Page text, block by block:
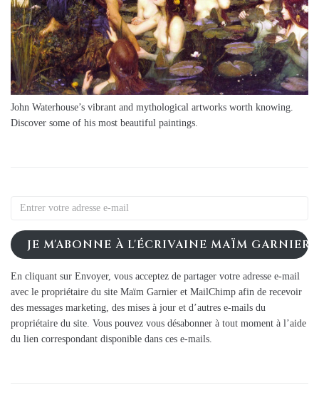
John Waterhouse’s vibrant and mythological artworks worth knowing.
Discover some of his most beautiful paintings.
JE M'ABONNE À L'ÉCRIVAINE MAÏM GARNIER
En cliquant sur Envoyer, vous acceptez de partager votre adresse e-mail
avec le propriétaire du site Maïm Garnier et MailChimp afin de recevoir
des messages marketing, des mises à jour et d’autres e-mails du
propriétaire du site. Vous pouvez vous désabonner à tout moment à l’aide
du lien correspondant disponible dans ces e-mails.